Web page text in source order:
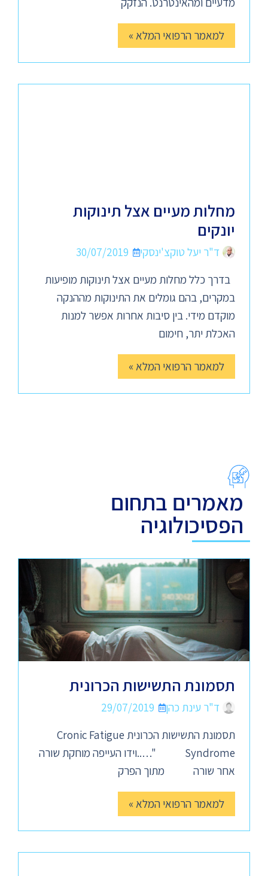
למאמר הרפואי המלא »
מחלות מעיים אצל תינוקות
יונקים
ד"ר יעל טוקצ'ינסקי
30/07/2019
בדרך כלל מחלות מעיים אצל תינוקות מופיעות
במקרים, בהם גומלים את התינוקות מההנקה
מוקדם מידי. בין סיבות אחרות אפשר למנות
האכלת יתר, חימום
למאמר הרפואי המלא »
מאמרים בתחום
הפסיכולוגיה
תסמונת התשישות הכרונית
ד"ר עינת כהן
29/07/2019
תסמונת התשישות הכרונית Cronic Fatigue
Syndrome "…..וידו העייפה מוחקת שורה
אחר שורה מתוך הפרק
למאמר הרפואי המלא »